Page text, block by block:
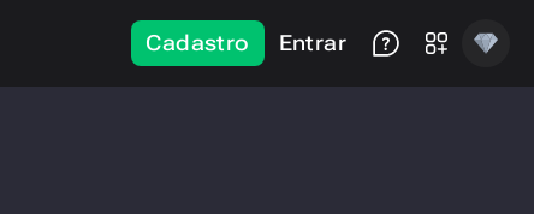
Cadastro Entrar